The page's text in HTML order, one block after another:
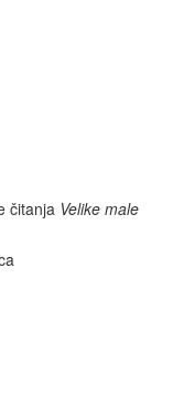
čitanja Velike male